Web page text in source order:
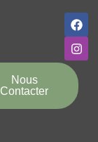
Nous
Contacter